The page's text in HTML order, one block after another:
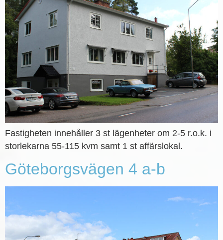
Fastigheten innehåller 3 st lägenheter om 2-5 r.o.k. i
storlekarna 55-115 kvm samt 1 st affärslokal.
Göteborgsvägen 4 a-b